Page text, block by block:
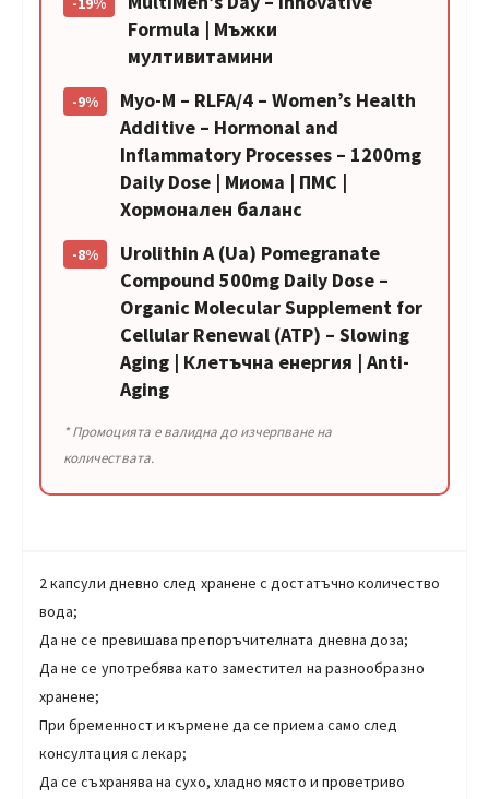
Formula | Мъжки
мултивитамини
-9%
Myo-M – RLFA/4 – Women’s Health
Additive – Hormonal and
Inflammatory Processes – 1200mg
Daily Dose | Миома | ПМС |
Хормонален баланс
-8%
Urolithin A (Ua) Pomegranate
Compound 500mg Daily Dose –
Organic Molecular Supplement for
Cellular Renewal (ATP) – Slowing
Aging | Клетъчна енергия | Anti-
Aging
* Промоцията е валидна до изчерпване на
количествата.
2 капсули дневно след хранене с достатъчно количество
вода;
Да не се превишава препоръчителната дневна доза;
Да не се употребява като заместител на разнообразно
хранене;
При бременност и кърмене да се приема само след
консултация с лекар;
Да се съхранява на сухо, хладно място и проветриво